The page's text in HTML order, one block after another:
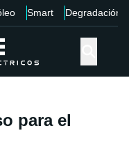
Smart Degradación
para el